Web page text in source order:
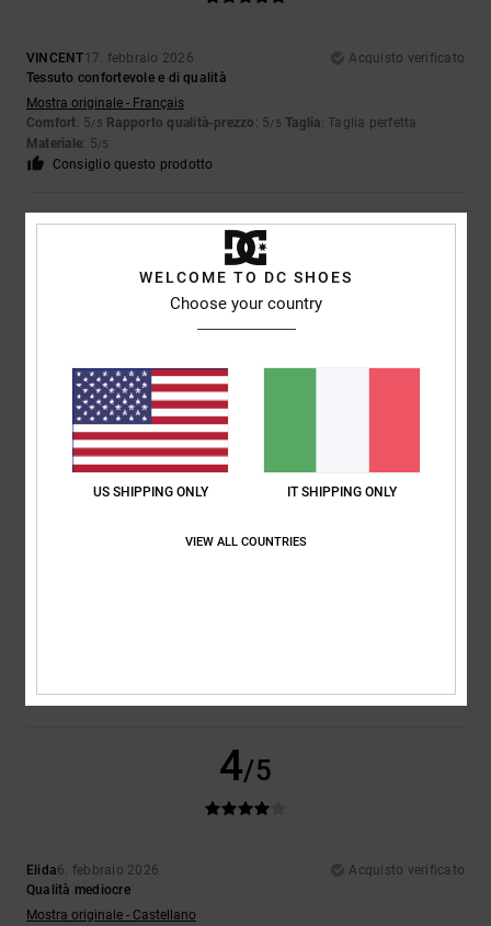
VINCENT17. febbraio 2026
Acquisto verificato
Tessuto confortevole e di qualità
Mostra originale - Français
Comfort: 5/5 Rapporto qualità-prezzo : 5/5 Taglia: Taglia perfetta
Materiale: 5/5
Consiglio questo prodotto
5/5
Mostra originale - Français
Rapporto qualità-prezzo: 5/5 Taglia
: 5/5
Consiglio questo prodotto
Materiale: 4/5 Colore: 4/5
4/5
Elida6. febbraio 2026
Acquisto verificato
Qualità mediocre
Mostra originale - Castellano
WELCOME TO DC SHOES
Choose your country
US SHIPPING ONLY IT SHIPPING ONLY
VIEW ALL COUNTRIES